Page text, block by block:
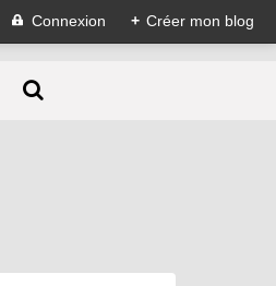
Connexion + Créer mon blog